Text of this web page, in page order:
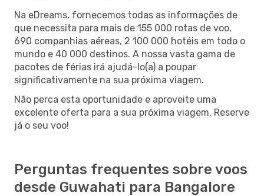
Na eDreams, fornecemos todas as informações de
que necessita para mais de 155 000 rotas de voo,
690 companhias aéreas, 2 100 000 hotéis em todo o
mundo e 40 000 destinos. A nossa vasta gama de
pacotes de férias irá ajudá-lo(a) a poupar
significativamente na sua próxima viagem.
Não perca esta oportunidade e aproveite uma
excelente oferta para a sua próxima viagem. Reserve
já o seu voo!
Perguntas frequentes sobre voos
desde Guwahati para Bangalore